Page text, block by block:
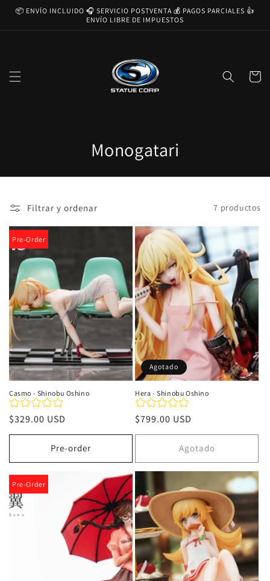
directamente
📦 ENVÍO INCLUIDO 🎧 SERVICIO POSTVENTA 💰 PAGOS PARCIALES 👍
ENVÍO LIBRE DE IMPUESTOS
Carrito
C
o
e
c
i
ó
n
:
Monogatari
Filtrar y ordenar 7 productos
Pre-Order
Casmo - Shinobu Oshino
Precio
habitual
$329.00 USD
Pre-order
Agotado
Hera - Shinobu Oshino
Precio
habitual
$799.00 USD
Agotado
Pre-Order